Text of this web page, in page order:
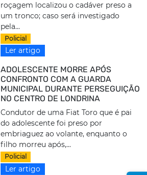
roçagem localizou o cadáver preso a
um tronco; caso será investigado
pela...
Policial
Ler artigo
ADOLESCENTE MORRE APÓS
CONFRONTO COM A GUARDA
MUNICIPAL DURANTE PERSEGUIÇÃO
NO CENTRO DE LONDRINA
Condutor de uma Fiat Toro que é pai
do adolescente foi preso por
embriaguez ao volante, enquanto o
filho morreu após,...
Policial
Ler artigo